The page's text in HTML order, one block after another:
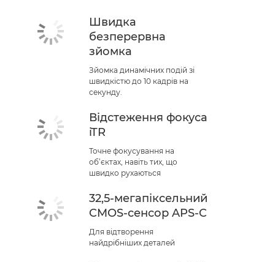
Швидка
безперервна
зйомка
Зйомка динамічних подій зі
швидкістю до 10 кадрів на
секунду.
Відстеження фокуса
iTR
Точне фокусування на
об’єктах, навіть тих, що
швидко рухаються
32,5-мегапіксельний
CMOS-сенсор APS-C
Для відтворення
найдрібніших деталей